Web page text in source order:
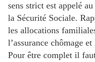
sens strict est appelé
la Sécurité Sociale.
les allocations
l’assurance chômage
Pour être complet il